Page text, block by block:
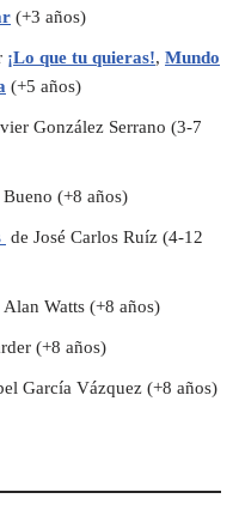
(+3 años)
¡Lo que tu quieras!, Mundo
(+5 años)
González Serrano (3-7
(+8 años)
de José Carlos Ruíz (4-12
Alan Watts (+8 años)
(+8 años)
García Vázquez (+8 años)